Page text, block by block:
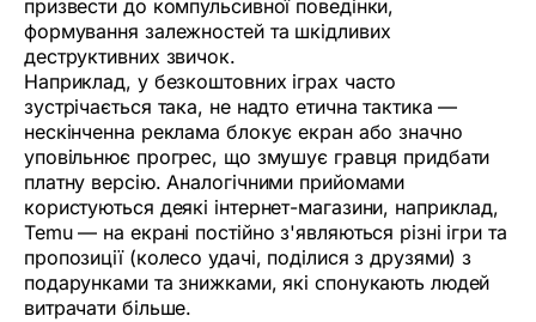
призвести до компульсивної поведінки,
формування залежностей та шкідливих
деструктивних звичок.
Наприклад, у безкоштовних іграх часто
зустрічається така, не надто етична тактика —
нескінченна реклама блокує екран або значно
уповільнює прогрес, що змушує гравця придбати
платну версію. Аналогічними прийомами
користуються деякі інтернет-магазини, наприклад,
Temu — на екрані постійно з'являються різні ігри та
пропозиції (колесо удачі, поділися з друзями) з
подарунками та знижками, які спонукають людей
витрачати більше.